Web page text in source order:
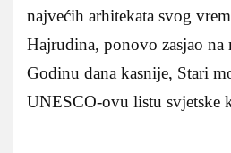
najvećih arhitekata svog
Hajrudina, ponovo zasjao na
Godinu dana kasnije, Stari
UNESCO-ovu listu svjetske